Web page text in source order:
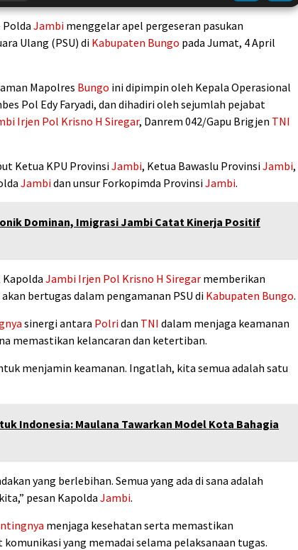
Polda Jambi menggelar apel pergeseran pasukan
Ulang (PSU) di Kabupaten Bungo pada Jumat, 4 April
Mapolres Bungo ini dipimpin oleh Kepala Operasional
Pol Edy Faryadi, dan dihadiri oleh sejumlah pejabat
Irjen Pol Krisno H Siregar, Danrem 042/Gapu Brigjen TNI
Ketua KPU ProvinsiJambi, Ketua Bawaslu ProvinsiJambi,
Jambidan unsur Forkopimda ProvinsiJambi.
Dominan, Imigrasi Jambi Catat Kinerja Positif
Jambi Irjen Pol Krisno H Siregar memberikan
bertugas dalam pengamanan PSU di Kabupaten Bungo.
sinergi antara Polridan TNI dalam menjaga keamanan
memastikan kelancaran dan ketertiban.
menjamin keamanan. Ingatlah, kita semua adalah satu
Indonesia: Maulana Tawarkan Model Kota Bahagia
yang berlebihan. Semua yang ada di sana adalah
pesan KapoldaJambi.
menjaga kesehatan serta memastikan
yang memadai selama pelaksanaan tugas.